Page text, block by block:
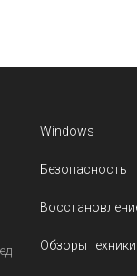
Windows
Безопасность
Обзоры техники